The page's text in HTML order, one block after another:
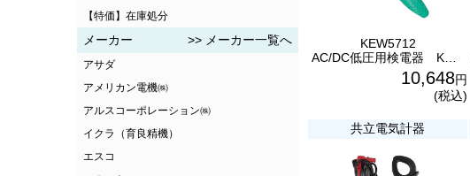
【特価】在庫処分
メーカー >> メーカー一覧へ
アサダ
アメリカン電機㈱
アルスコーポレーション㈱
イクラ（育良精機）
エスコ
KEW5712
10,648円
(税込)
共立電気計器